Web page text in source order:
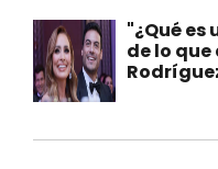
"¿Qué
de lo